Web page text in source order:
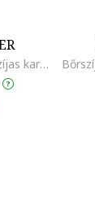
FRANZ BÖHLER, Bőrszíjas karóra, Fekete